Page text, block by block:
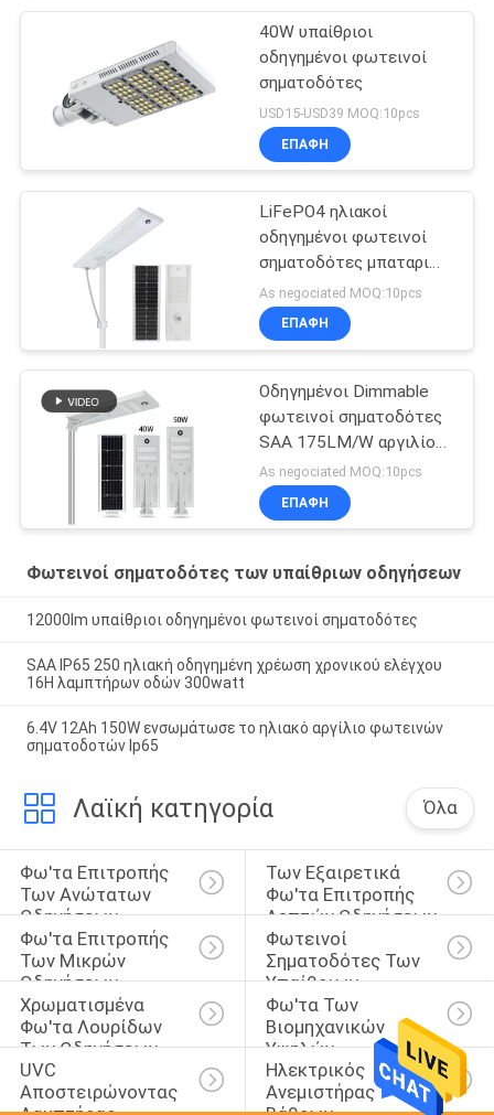
40W υπαίθριοι
οδηγημένοι φωτεινοί
σηματοδότες
USD15-USD39 MOQ:10pcs
ΕΠΑΦΉ
LiFePO4 ηλιακοί
οδηγημένοι φωτεινοί
σηματοδότες μπαταριών
IP65 120W 150lm/W
As negociated MOQ:10pcs
ΕΠΑΦΉ
Οδηγημένοι Dimmable
φωτεινοί σηματοδότες
SAA 175LM/W αργιλίου
MPPT 5250lm
As negociated MOQ:10pcs
ΕΠΑΦΉ
Φωτεινοί σηματοδότες των υπαίθριων οδηγήσεων
12000lm υπαίθριοι οδηγημένοι φωτεινοί σηματοδότες
SAA IP65 250 ηλιακή οδηγημένη χρέωση χρονικού ελέγχου
16H λαμπτήρων οδών 300watt
6.4V 12Ah 150W ενσωμάτωσε το ηλιακό αργίλιο φωτεινών
σηματοδοτών Ip65
Λαϊκή κατηγορία Όλα
Φω'τα Επιτροπής
Των Ανώτατων
Οδηγήσεων
Των Εξαιρετικά
Φω'τα Επιτροπής
Λεπτών Οδηγήσεων
Φω'τα Επιτροπής
Των Μικρών
Οδηγήσεων
Φωτεινοί
Σηματοδότες Των
Υπαίθριων
Οδηγήσεων
Χρωματισμένα
Φω'τα Λουρίδων
Των Οδηγήσεων
Φω'τα Των
Βιομηχανικών
Υψηλών
Οδηγήσεων Κόλπων
UVC
Αποστειρώνοντας
Ηλεκτρικός
Ανεμιστήρας